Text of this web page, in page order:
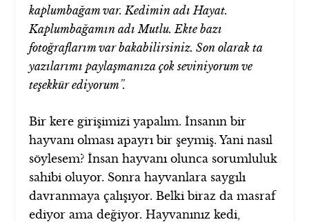
kaplumbağam var. Kedimin adı Hayat.
Kaplumbağamın adı Mutlu. Ekte bazı
fotoğraflarım var bakabilirsiniz. Son olarak ta
yazılarımı paylaşmanıza çok seviniyorum ve
teşekkür ediyorum”.
Bir kere girişimizi yapalım. İnsanın bir
hayvanı olması apayrı bir şeymiş. Yani nasıl
söylesem? İnsan hayvanı olunca sorumluluk
sahibi oluyor. Sonra hayvanlara saygılı
davranmaya çalışıyor. Belki biraz da masraf
ediyor ama değiyor. Hayvanınız kedi,